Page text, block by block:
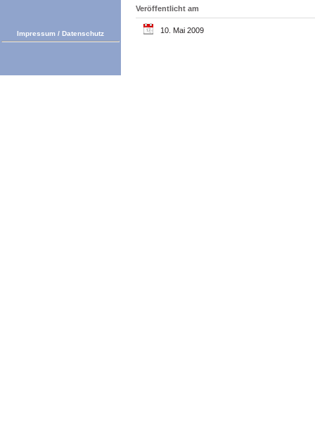
Veröffentlicht am
10. Mai 2009
Impressum / Datenschutz